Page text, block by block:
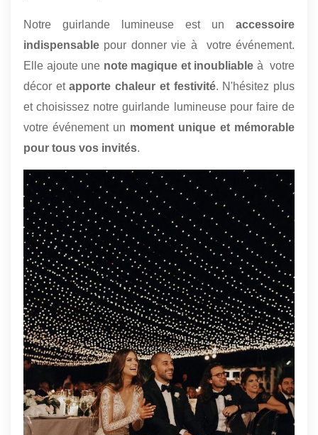
Notre guirlande lumineuse est un accessoire
indispensable pour donner vie à votre événement.
Elle ajoute une note magique et inoubliable à votre
décor etapporte chaleur et festivité. N'hésitez plus
et choisissez notre guirlande lumineuse pour faire de
votre événement un moment unique et mémorable
pour tous vos invités.